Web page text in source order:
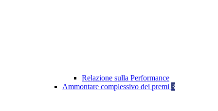
Relazione sulla Performance
Ammontare complessivo dei premi 3